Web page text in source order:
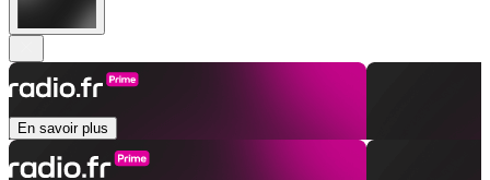
En savoir plus